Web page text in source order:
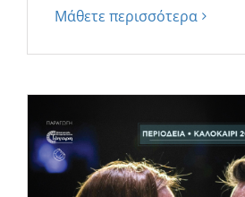
Μάθετε περισσότερα